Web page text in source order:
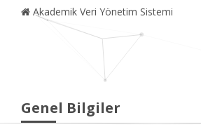
Akademik Veri Yönetim Sistemi
Genel Bilgiler